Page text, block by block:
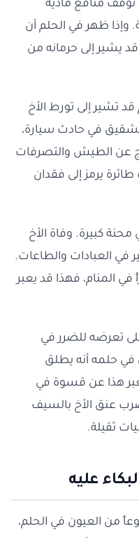
منافع مادية
ظهر في الحلم أن
يشير إلى حرمانه من
تشير إلى تورط الأخ
في حادث سيارة،
عن الطيش والتصرفات
يرمز إلى فقدان
كبيرة. وفاة الأخ
العبادات والطاعات.
المنام، فهذا قد يعبر
تعرضه للضرر في
حلمه أنه يطلق
هذا عن قسوة في
عنق الأخ بالسيف
ثقيلة.
عليه
من العيون في الحلم،